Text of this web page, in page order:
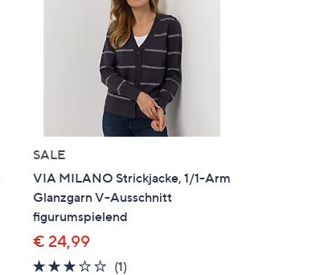
SALE
VIA MILANO Strickjacke, 1/1-Arm
Glanzgarn V-Ausschnitt
figurumspielend
€ 24,99
3.0
(1)